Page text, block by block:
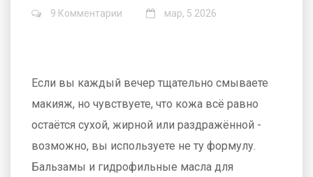
9 Комментарии
мар, 5 2026
Если вы каждый вечер тщательно смываете
макияж, но чувствуете, что кожа всё равно
остаётся сухой, жирной или раздражённой -
возможно, вы используете не ту формулу.
Бальзамы и гидрофильные масла для